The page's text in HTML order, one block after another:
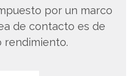
por un marco
de contacto es de
rendimiento.